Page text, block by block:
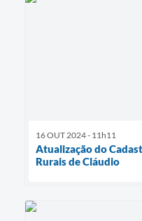
16 OUT 2024 - 11h11
Atualização do
Rurais de Cláudio